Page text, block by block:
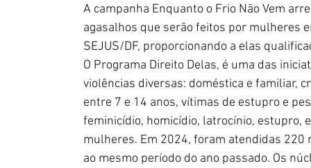
A campanha Enquanto o Frio Não Vem
agasalhos que serão feitos por mulheres
SEJUS/DF, proporcionando a elas
O Programa Direito Delas, é uma das
violências diversas: doméstica e familiar,
entre 7 e 14 anos, vítimas de estupro e
feminicídio, homicídio, latrocínio, estupro,
mulheres. Em 2024, foram atendidas
ao mesmo período do ano passado. Os